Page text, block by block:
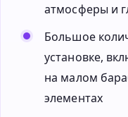
атмосферы и
Большое
установке,
на малом
элементах